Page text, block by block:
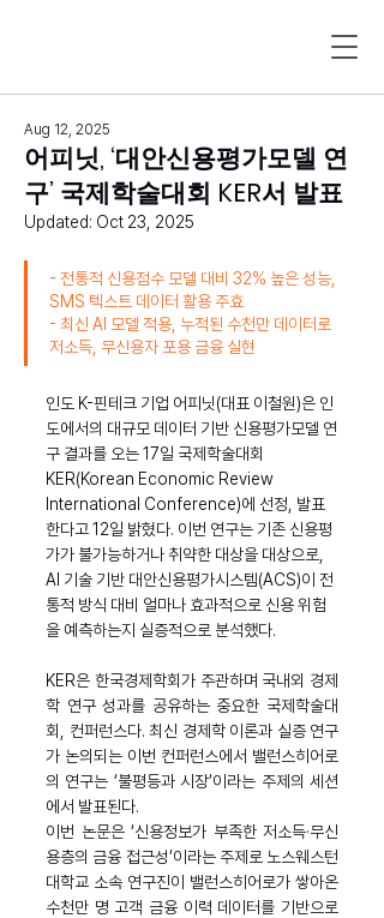
어피닛, ‘대안신용평가모델 연
구’ 국제학술대회 KER서 발표
Aug 12, 2025
Updated: Oct 23, 2025
- 전통적 신용점수 모델 대비 32% 높은 성능,
SMS 텍스트 데이터 활용 주효
- 최신 AI 모델 적용, 누적된 수천만 데이터로
저소득, 무신용자 포용 금융 실현
인도 K-핀테크 기업 어피닛(대표 이철원)은 인
도에서의 대규모 데이터 기반 신용평가모델 연
구 결과를 오는 17일 국제학술대회
KER(Korean Economic Review
International Conference)에 선정, 발표
한다고 12일 밝혔다. 이번 연구는 기존 신용평
가가 불가능하거나 취약한 대상을 대상으로,
AI 기술 기반 대안신용평가시스템(ACS)이 전
통적 방식 대비 얼마나 효과적으로 신용 위험
을 예측하는지 실증적으로 분석했다.
KER은 한국경제학회가 주관하며 국내외 경제
학 연구 성과를 공유하는 중요한 국제학술대
회, 컨퍼런스다. 최신 경제학 이론과 실증 연구
가 논의되는 이번 컨퍼런스에서 밸런스히어로
의 연구는 ‘불평등과 시장’이라는 주제의 세션
에서 발표된다.
이번 논문은 ‘신용정보가 부족한 저소득·무신
용층의 금융 접근성’이라는 주제로 노스웨스턴
대학교 소속 연구진이 밸런스히어로가 쌓아온
수천만 명 고객 금융 이력 데이터를 기반으로